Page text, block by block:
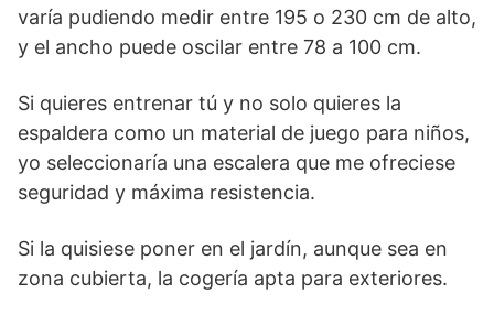
varía pudiendo medir entre 195 o 230 cm de alto,
y el ancho puede oscilar entre 78 a 100 cm.
Si quieres entrenar tú y no solo quieres la
espaldera como un material de juego para niños,
yo seleccionaría una escalera que me ofreciese
seguridad y máxima resistencia.
Si la quisiese poner en el jardín, aunque sea en
zona cubierta, la cogería apta para exteriores.